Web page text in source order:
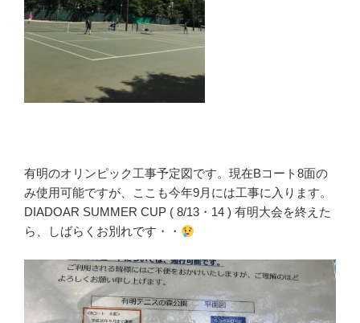
有明のオリンピック工事予定図です。現在Bコート8面の
み使用可能ですが、ここも今年9月には工事に入ります。
DIADOAR SUMMER CUP ( 8/13・14 ) 有明大会を終えた
ら、しばらくお別れです・・